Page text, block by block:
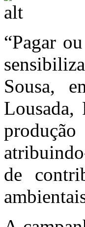
“Pagar
Sousa,
Lousada,
de